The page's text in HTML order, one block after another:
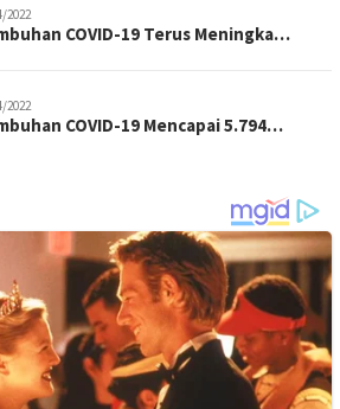
2022
COVID-19 Terus Meningka…
2022
COVID-19 Mencapai 5.794…